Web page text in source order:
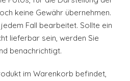
keine Gewähr übernehmen.
Fall bearbeitet. Sollte ein
lieferbar sein, werden Sie
benachrichtigt.
im Warenkorb befindet,